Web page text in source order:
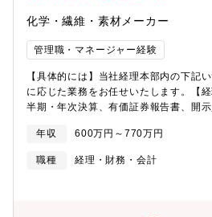
化学・繊維・素材メーカー
管理職・マネージャー経験
【具体的には】当社経理本部内の下記
に応じた業務をお任せいたします。【
半期・年次決算、有価証券報告書、開
回）、総会対応【財務部】・外為・内
及び返済を含めた金融機関との折衝業
次・四半期・年次決算、有価証券報告
（年1～2回）、総会対応【連結開示チ
年収 600万円～770万円
職種
経理・財務・会計